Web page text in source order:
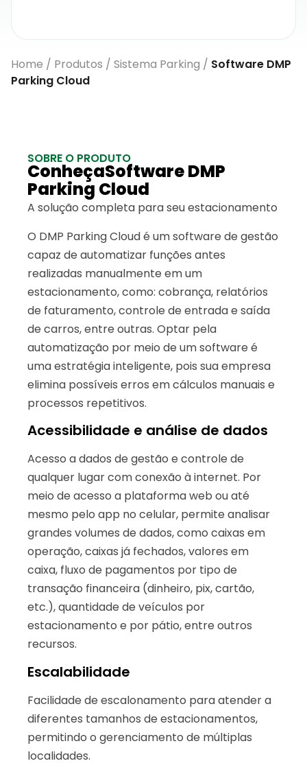
Home / Produtos / Sistema Parking / Software DMP
Parking Cloud
SOBRE O PRODUTO
ConheçaSoftware DMP
Parking Cloud
A solução completa para seu estacionamento
O DMP Parking Cloud é um software de gestão
capaz de automatizar funções antes
realizadas manualmente em um
estacionamento, como: cobrança, relatórios
de faturamento, controle de entrada e saída
de carros, entre outras. Optar pela
automatização por meio de um software é
uma estratégia inteligente, pois sua empresa
elimina possíveis erros em cálculos manuais e
processos repetitivos.
Acessibilidade e análise de dados
Acesso a dados de gestão e controle de
qualquer lugar com conexão à internet. Por
meio de acesso a plataforma web ou até
mesmo pelo app no celular, permite analisar
grandes volumes de dados, como caixas em
operação, caixas já fechados, valores em
caixa, fluxo de pagamentos por tipo de
transação financeira (dinheiro, pix, cartão,
etc.), quantidade de veículos por
estacionamento e por pátio, entre outros
recursos.
Escalabilidade
Facilidade de escalonamento para atender a
diferentes tamanhos de estacionamentos,
permitindo o gerenciamento de múltiplas
localidades.